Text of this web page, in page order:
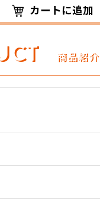
商品紹介
カートに追加